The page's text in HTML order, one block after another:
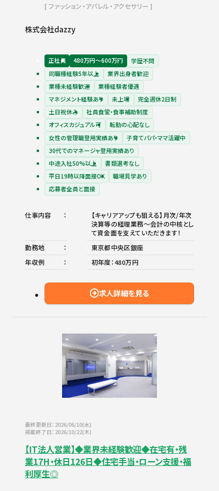
ファッション・アパレル・アクセサリー
株式会社dazzy
正社員 480万円〜600万円
学歴不問
同職種経験5年以上
業界出身者歓迎
業種未経験歓迎
業種経験者優遇
マネジメント経験あり
未上場
完全週休2日制
土日祝休み
社員食堂・食事補助制度
オフィスカジュアル可
転勤の心配なし
女性の管理職登用実績あり
子育てパパ・ママ活躍中
30代でのマネージャ登用実績あり
中途入社50%以上
書類選考なし
平日19時以降面接OK
職場見学あり
応募者全員と面接
仕事内容
【キャリアアップも狙える】月次/年次
決算等の経理業務～会計の中核とし
て資金面を支えていただきます！
勤務地
東京都中央区銀座
年収例
初年度：480万円
求人詳細を見る
最終更新日：2026/06/10(水)
掲載終了日：2026/10/22(木)
【IT法人営業】◆業界未経験歓迎◆在宅有・残
業17H・休日126日◆住宅手当・ローン支援・福
利厚生◎